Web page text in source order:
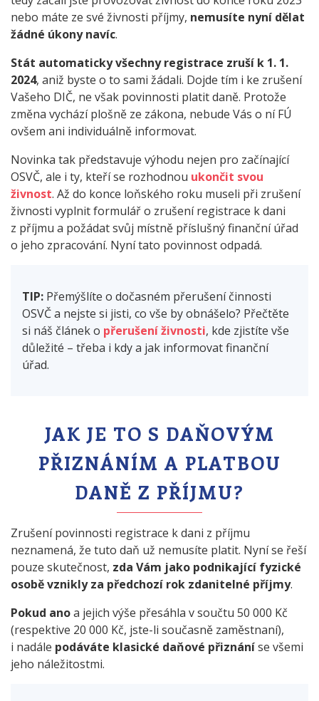
nebo máte ze své živnosti příjmy, nemusíte nyní dělat
žádné úkony navíc.
Stát automaticky všechny registrace zruší k 1. 1.
2024, aniž byste o to sami žádali. Dojde tím i ke zrušení
Vašeho DIČ, ne však povinnosti platit daně. Protože
změna vychází plošně ze zákona, nebude Vás o ní FÚ
ovšem ani individuálně informovat.
Novinka tak představuje výhodu nejen pro začínající
OSVČ, ale i ty, kteří se rozhodnou ukončit svou
živnost. Až do konce loňského roku museli při zrušení
živnosti vyplnit formulář o zrušení registrace k dani
z příjmu a požádat svůj místně příslušný finanční úřad
o jeho zpracování. Nyní tato povinnost odpadá.
TIP: Přemýšlíte o dočasném přerušení činnosti
OSVČ a nejste si jisti, co vše by obnášelo? Přečtěte
si náš článek o přerušení živnosti, kde zjistíte vše
důležité – třeba i kdy a jak informovat finanční
úřad.
JAK JE TO S DAŇOVÝM
PŘIZNÁNÍM A PLATBOU
DANĚ Z PŘÍJMU?
Zrušení povinnosti registrace k dani z příjmu
neznamená, že tuto daň už nemusíte platit. Nyní se řeší
pouze skutečnost, zda Vám jako podnikající fyzické
osobě vznikly za předchozí rok zdanitelné příjmy.
Pokud anoa jejich výše přesáhla v součtu 50 000 Kč
(respektive 20 000 Kč, jste-li současně zaměstnaní),
i nadále podáváte klasické daňové přiznáníse všemi
jeho náležitostmi.